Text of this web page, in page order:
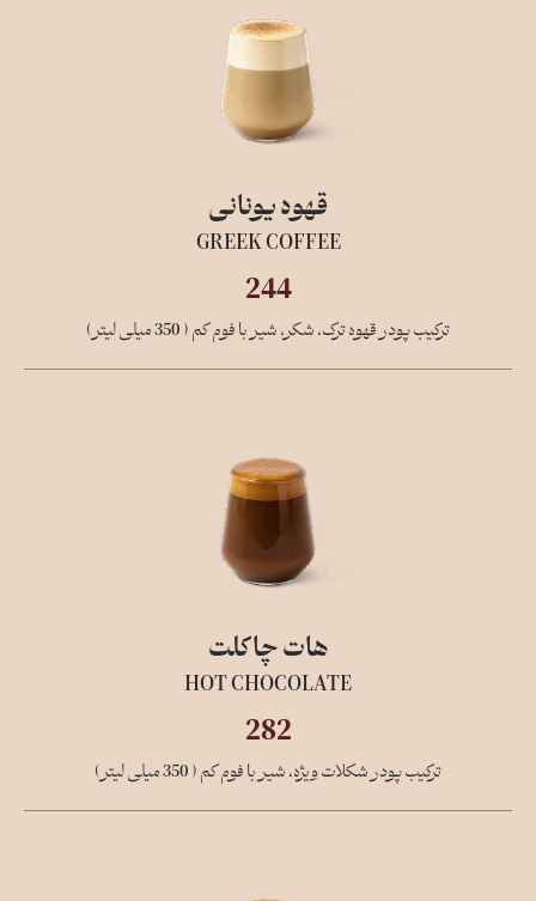
قهوه یونانی
GREEK COFFEE
244
ترکیب پودر قهوه ترک، شکر، شیر با فوم کم ( 350 میلی لیتر)
هات چاکلت
HOT CHOCOLATE
282
ترکیب پودر شکلات ویژه، شیر با فوم کم ( 350 میلی لیتر)